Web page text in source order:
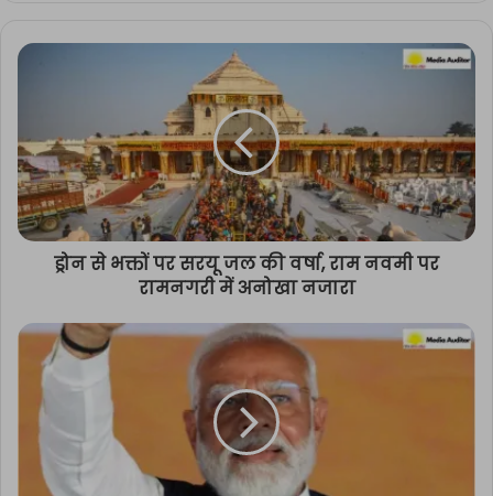
ड्रोन से भक्तों पर सरयू जल की वर्षा, राम नवमी पर
रामनगरी में अनोखा नजारा